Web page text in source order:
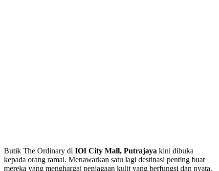
Butik The Ordinary di IOI City Mall, Putrajaya kini dibuka
kepada orang ramai. Menawarkan satu lagi destinasi penting buat
mereka yang menghargai penjagaan kulit yang berfungsi dan nyata.